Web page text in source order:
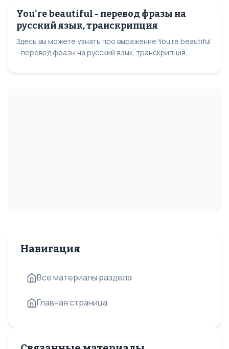
You're beautiful - перевод фразы на
русский язык, транскрипция
Здесь вы можете узнать про выражение You're beautiful
- перевод фразы на русский язык, транскрипция,...
Навигация
Все материалы раздела
Главная страница